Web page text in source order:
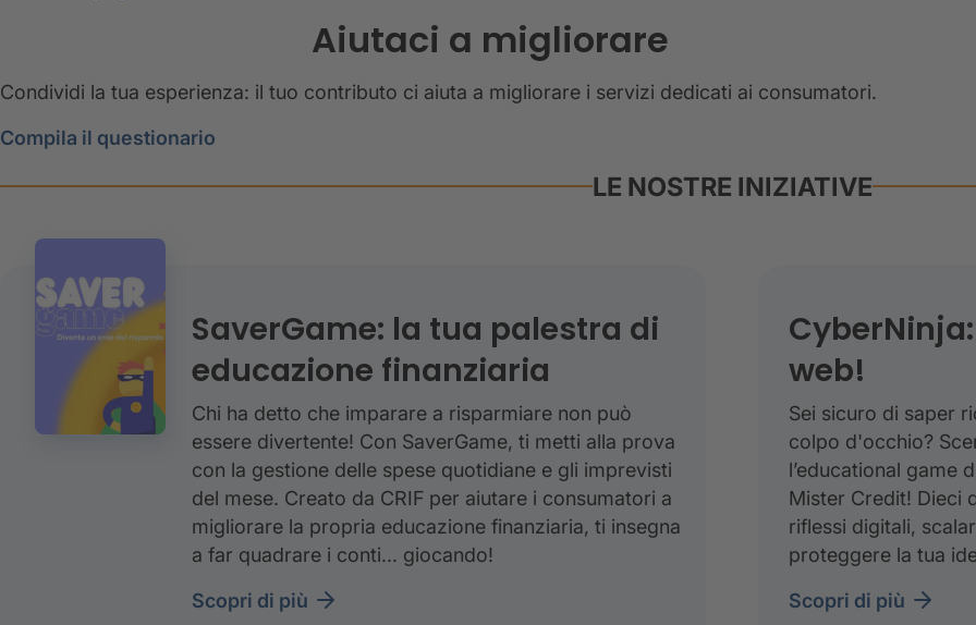
Aiutaci a migliorare
Condividi la tua esperienza: il tuo contributo ci aiuta a migliorare i servizi dedicati ai consumatori.
Compila il questionario
LE NOSTRE INIZIATIVE
SaverGame: la tua palestra di
educazione finanziaria
Chi ha detto che imparare a risparmiare non può
essere divertente! Con SaverGame, ti metti alla prova
con la gestione delle spese quotidiane e gli imprevisti
del mese. Creato da CRIF per aiutare i consumatori a
migliorare la propria educazione finanziaria, ti insegna
a far quadrare i conti... giocando!
scopri di più
web!
Sei sicuro di saper
colpo d'occhio?
l’educational game
Mister Credit! Dieci
riflessi digitali,
proteggere la tua
scopri di più